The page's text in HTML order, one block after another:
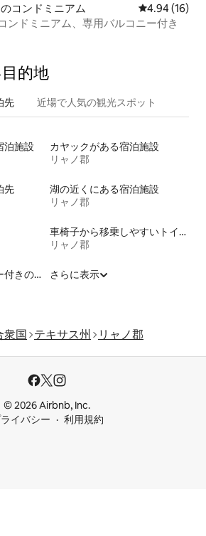
コンドミニアム レビュー16
4.94 (16)
ンドミニアム、専用バルコニー付き
的⁠地
先 近場で人気の観光スポット
泊施設
カヤックがある宿泊施設
リャノ郡
先
湖の近くにある宿泊施設
リャノ郡
車椅子から移乗しやすいトイレ付きの宿泊施設
リャノ郡
露天風呂・ジャグジー付きの宿泊施設
さらに表示
衆国 テキサス州
リャノ郡
© 2026 Airbnb, Inc.
イバシー
利用規約